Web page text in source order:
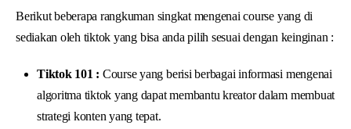
Berikut beberapa rangkuman singkat mengenai course yang di
sediakan oleh tiktok yang bisa anda pilih sesuai dengan keinginan :
Tiktok 101 : Course yang berisi berbagai informasi mengenai
algoritma tiktok yang dapat membantu kreator dalam membuat
strategi konten yang tepat.